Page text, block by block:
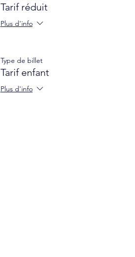
Tarif réduit
Plus d'info
Type de billet
Tarif enfant
Plus d'info